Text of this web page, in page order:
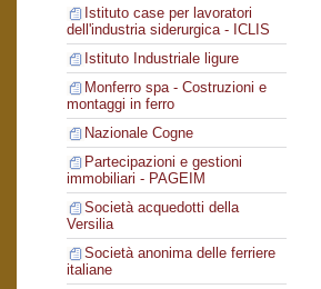
Istituto case per lavoratori
dell'industria siderurgica - ICLIS
Istituto Industriale ligure
Monferro spa - Costruzioni e
montaggi in ferro
Nazionale Cogne
Partecipazioni e gestioni
immobiliari - PAGEIM
Società acquedotti della
Versilia
Società anonima delle ferriere
italiane